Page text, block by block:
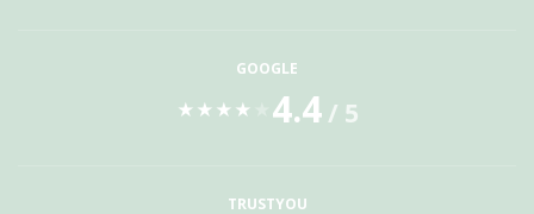
GOOGLE
★ ★ ★ ★ 4.4/ 5
TRUSTYOU